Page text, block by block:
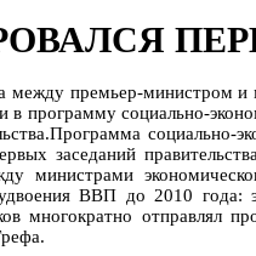
между премьер-министром
программу социально-
социально-
заседаний
министрами
ВВП до 2010 года:
многократно отправлял